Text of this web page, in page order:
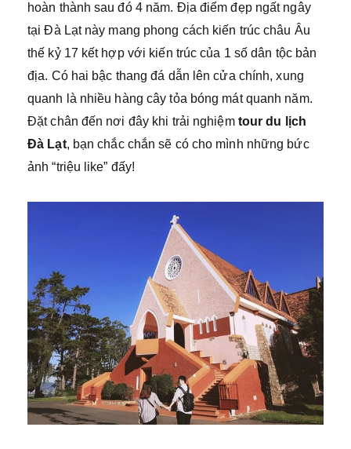
hoàn thành sau đó 4 năm. Địa điểm đẹp ngất ngây
tại Đà Lạt này mang phong cách kiến trúc châu Âu
thế kỷ 17 kết hợp với kiến trúc của 1 số dân tộc bản
địa. Có hai bậc thang đá dẫn lên cửa chính, xung
quanh là nhiều hàng cây tỏa bóng mát quanh năm.
Đặt chân đến nơi đây khi trải nghiệm tour du lịch
Đà Lạt, bạn chắc chắn sẽ có cho mình những bức
ảnh “triệu like” đấy!